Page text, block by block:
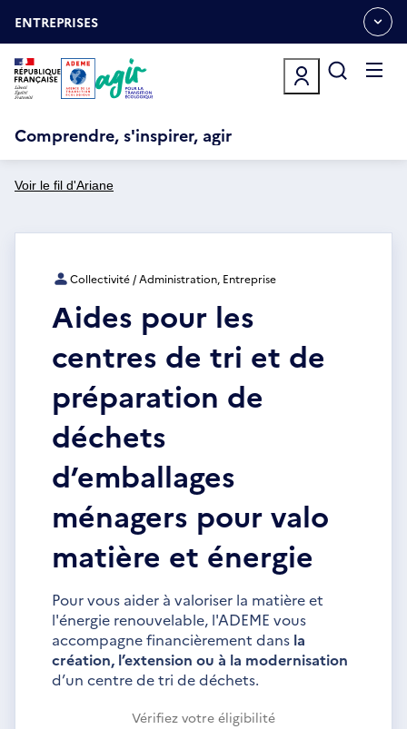
auOUVRIR
LE
MENU
ESPACE
ENTREPRISES
Comprendre, s'inspirer, agir
Voir le fil d'Ariane
Collectivité / Administration, Entreprise
Aides pour les
centres de tri et de
préparation de
déchets
d’emballages
ménagers pour valo
matière et énergie
Pour vous aider à valoriser la matière et
l'énergie renouvelable, l'ADEME vous
accompagne financièrement dans la
création, l’extension ou à la modernisation
d’un centre de tri de déchets.
Vérifiez votre éligibilité